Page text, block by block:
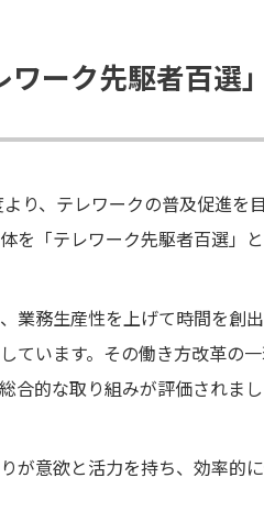
ワーク先駆者百選
り、テレワークの普及促進
を「テレワーク先駆者百選」
業務生産性を上げて時間を創
ています。その働き方改革の
合的な取り組みが評価されまし
が意欲と活力を持ち、効率的